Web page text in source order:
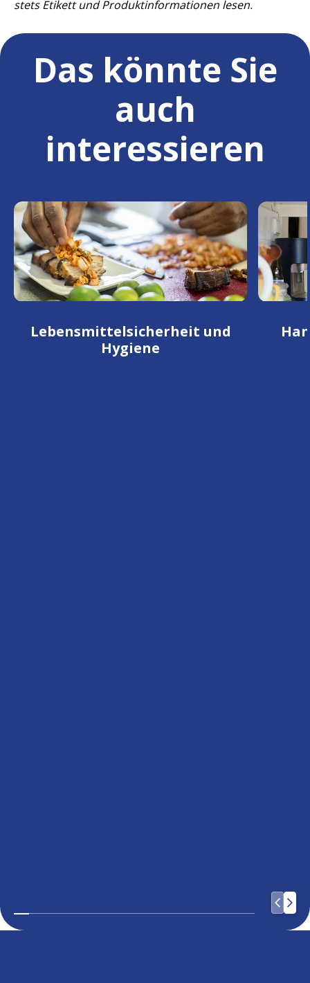
stets Etikett und Produktinformationen lesen.
Das könnte Sie
auch
interessieren
Lebensmittelsicherheit und
Hygiene